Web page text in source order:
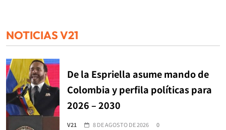
NOTICIAS V21
De la Espriella asume mando de
Colombia y perfila políticas para
2026 – 2030
V21 8 DE AGOSTO DE 2026 0